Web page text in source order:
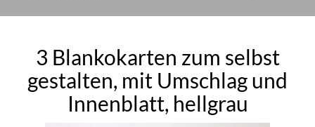
3 Blankokarten zum selbst
gestalten, mit Umschlag und
Innenblatt, hellgrau